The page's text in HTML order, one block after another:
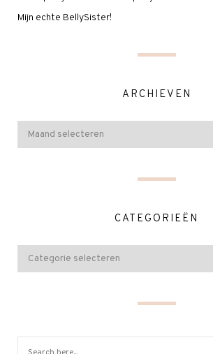
Mijn echte BellySister!
ARCHIEVEN
CATEGORIEËN